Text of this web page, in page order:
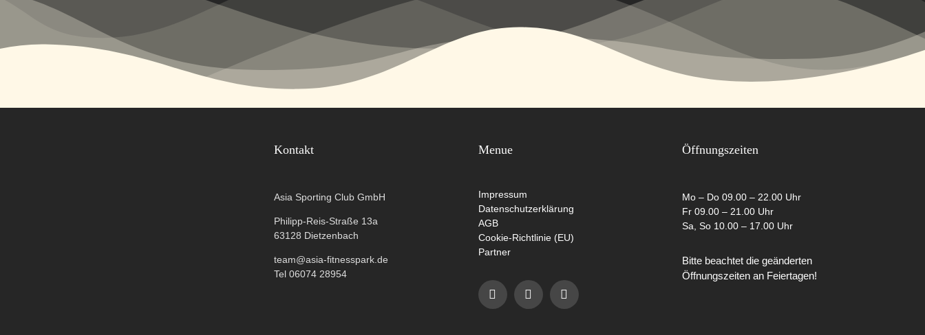
Kontakt
Asia Sporting Club GmbH
Philipp-Reis-Straße 13a
63128 Dietzenbach
team@asia-fitnesspark.de
Tel 06074 28954
Menue
Impressum
Datenschutzerklärung
AGB
Cookie-Richtlinie (EU)
Partner
Öffnungszeiten
Mo – Do 09.00 – 22.00 Uhr
Fr 09.00 – 21.00 Uhr
Sa, So 10.00 – 17.00 Uhr
Bitte beachtet die geänderten
Öffnungszeiten an Feiertagen!